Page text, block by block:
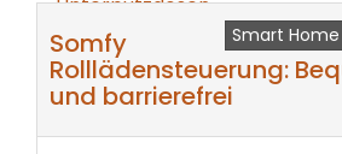
Smart Home
Somfy
Rolllädensteuerung:
und barrierefrei